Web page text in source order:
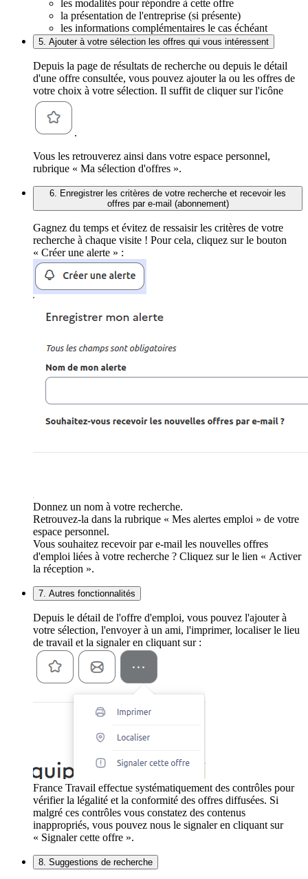
les modalités pour répondre à cette offre
la présentation de l'entreprise (si présente)
les informations complémentaires le cas échéant
5. Ajouter à votre sélection les offres qui vous intéressent
Depuis la page de résultats de recherche ou depuis le détail
d'une offre consultée, vous pouvez ajouter la ou les offres de
votre choix à votre sélection. Il suffit de cliquer sur l'icône
.
Vous les retrouverez ainsi dans votre espace personnel,
rubrique « Ma sélection d'offres ».
6. Enregistrer les critères de votre recherche et recevoir les
offres par e-mail (abonnement)
Gagnez du temps et évitez de ressaisir les critères de votre
recherche à chaque visite ! Pour cela, cliquez sur le bouton
« Créer une alerte » :
Donnez un nom à votre recherche.
Retrouvez-la dans la rubrique « Mes alertes emploi » de votre
espace personnel.
Vous souhaitez recevoir par e-mail les nouvelles offres
d'emploi liées à votre recherche ? Cliquez sur le lien « Activer
la réception ».
7. Autres fonctionnalités
Depuis le détail de l'offre d'emploi, vous pouvez l'ajouter à
votre sélection, l'envoyer à un ami, l'imprimer, localiser le lieu
de travail et la signaler en cliquant sur :
France Travail effectue systématiquement des contrôles pour
vérifier la légalité et la conformité des offres diffusées. Si
malgré ces contrôles vous constatez des contenus
inappropriés, vous pouvez nous le signaler en cliquant sur
« Signaler cette offre ».
8. Suggestions de recherche